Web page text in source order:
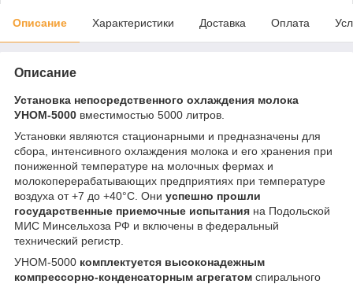
Описание Характеристики Доставка Оплата
Описание
Установка непосредственного охлаждения молока
УНОМ-5000 вместимостью 5000 литров.
Установки являются стационарными и предназначены для
сбора, интенсивного охлаждения молока и его хранения при
пониженной температуре на молочных фермах и
молокоперерабатывающих предприятиях при температуре
воздуха от +7 до +40°С. Они успешно прошли
государственные приемочные испытания на Подольской
МИС Минсельхоза РФ и включены в федеральный
технический регистр.
УНОМ-5000 комплектуется высоконадежным
компрессорно-конденсаторным агрегатом спирального